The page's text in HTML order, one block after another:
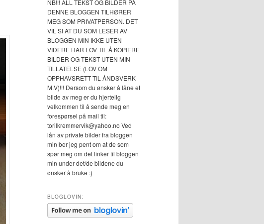
NB!!! ALL TEKST OG BILDER PÅ
DENNE BLOGGEN TILHØRER
MEG SOM PRIVATPERSON. DET
VIL SI AT DU SOM LESER AV
BLOGGEN MIN IKKE UTEN
VIDERE HAR LOV TIL Å KOPIERE
BILDER OG TEKST UTEN MIN
TILLATELSE (LOV OM
OPPHAVSRETT TIL ÅNDSVERK
M.V)!!! Dersom du ønsker å låne et
bilde av meg er du hjertelig
velkommen til å sende meg en
forespørsel på mail til:
torilkremmervik@yahoo.no Ved
lån av private bilder fra bloggen
min ber jeg pent om at de som
spør meg om det linker til bloggen
min under det/de bildene du
ønsker å bruke :)
BLOGLOVIN: